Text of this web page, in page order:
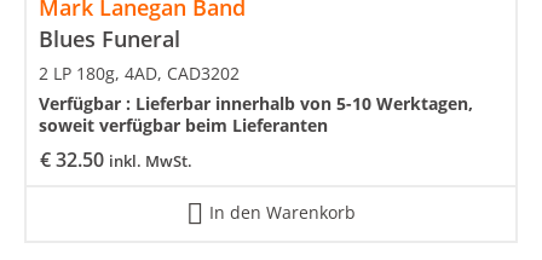
Mark Lanegan Band
Blues Funeral
€32.50 inkl. MwSt.
2 LP 180g, 4AD, CAD3202
Verfügbar : Lieferbar innerhalb von 5-10 Werktagen,
soweit verfügbar beim Lieferanten
In den Warenkorb